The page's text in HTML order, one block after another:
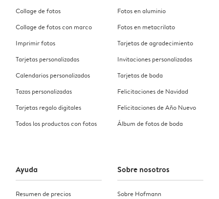
Collage de fotos
Collage de fotos con marco
Imprimir fotos
Tarjetas personalizadas
Calendarios personalizados
Tazas personalizadas
Tarjetas regalo digitales
Todos los productos con fotos
Fotos en aluminio
Fotos en metacrilato
Tarjetas de agradecimiento
Invitaciones personalizadas
Tarjetas de boda
Felicitaciones de Navidad
Felicitaciones de Año Nuevo
Álbum de fotos de boda
Ayuda
Resumen de precios
Sobre nosotros
Sobre Hofmann